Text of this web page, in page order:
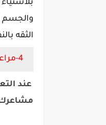
والجسم
الثقه
4-مراعاة لغة الجسد
عند
مشاعرك